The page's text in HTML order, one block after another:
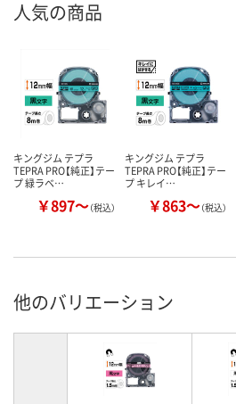
人気の商品
キングジム テプラ
TEPRA PRO【純正】テー
プ 緑ラベ…
￥897～（税込）
キングジム テプラ
TEPRA PRO【純正】テー
プ キレイ…
￥863～（税込）
他のバリエーション